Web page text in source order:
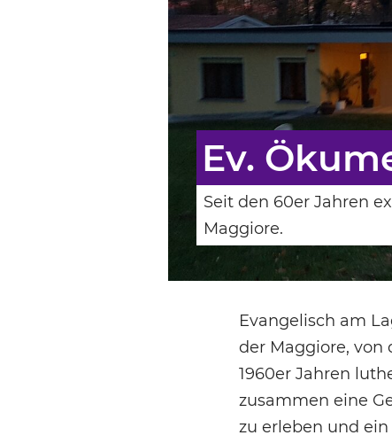
Ev.
Seit den 60er Jahren
Maggiore.
Evangelisch am
der Maggiore, von
1960er Jahren
zusammen eine
zu erleben und